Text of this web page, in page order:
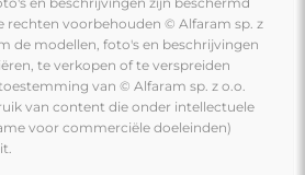
rechten voorbehouden © Alfaram sp. z
de modellen, foto's en beschrijvingen
te verkopen of te verspreiden
van © Alfaram sp. z o.o.
van content die onder intellectuele
voor commerciële doeleinden)